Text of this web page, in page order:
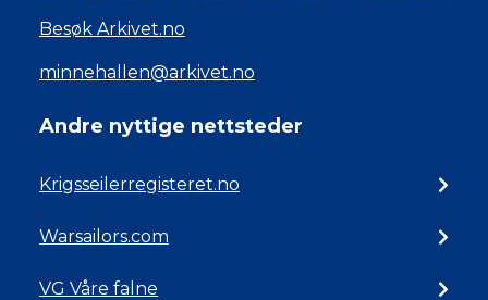
Besøk Arkivet.no
minnehallen@arkivet.no
Andre nyttige nettsteder
Krigsseilerregisteret.no
Warsailors.com
VG Våre falne